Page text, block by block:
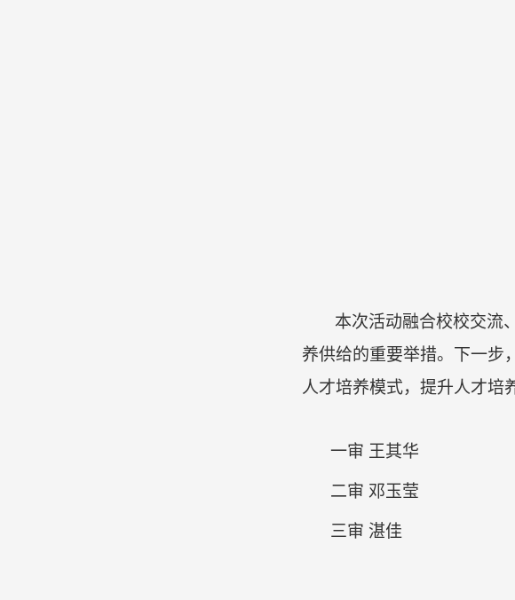
本次活动融合校校交流
养供给的重要举措。下一步
人才培养模式，提升人才培
一审 王其华
二审 邓玉莹
三审 湛佳